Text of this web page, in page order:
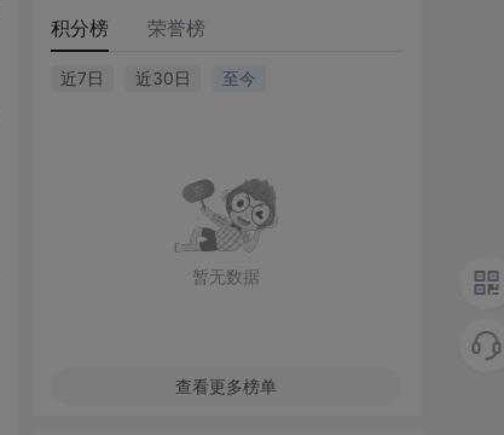
积分榜 荣誉榜
近7日 近30日 至今
暂无数据
查看更多榜单